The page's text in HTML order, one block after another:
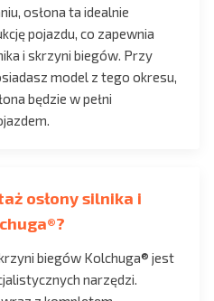
osłona ta idealnie
pojazdu, co zapewnia
i skrzyni biegów. Przy
model z tego okresu,
będzie w pełni
osłony silnika i
biegów Kolchuga® jest
narzędzi.